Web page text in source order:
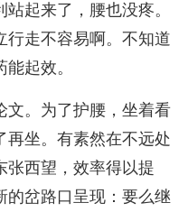
起来了，腰也没疼。
行走不容易啊。不知道
起效。
文。为了护腰，坐着看
再坐。有素然在不远处
张西望，效率得以提
的岔路口呈现：要么继